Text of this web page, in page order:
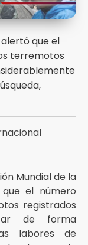
alertó que el
terremotos
Mundial de la
el número
registrados
de forma
labores de